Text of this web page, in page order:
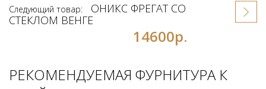
Следующий товар:
ОНИКС ФРЕГАТ СО
СТЕКЛОМ ВЕНГЕ
14600р.
РЕКОМЕНДУЕМАЯ ФУРНИТУРА К